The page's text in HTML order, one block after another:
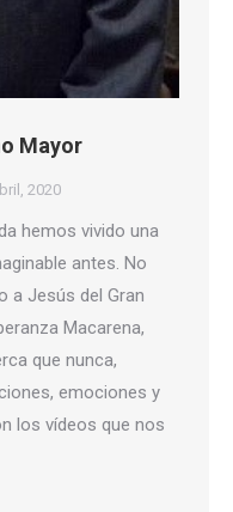
Mayor
2020
hemos vivido una
antes. No
a Jesús del Gran
Macarena,
que nunca,
emociones y
los vídeos que nos